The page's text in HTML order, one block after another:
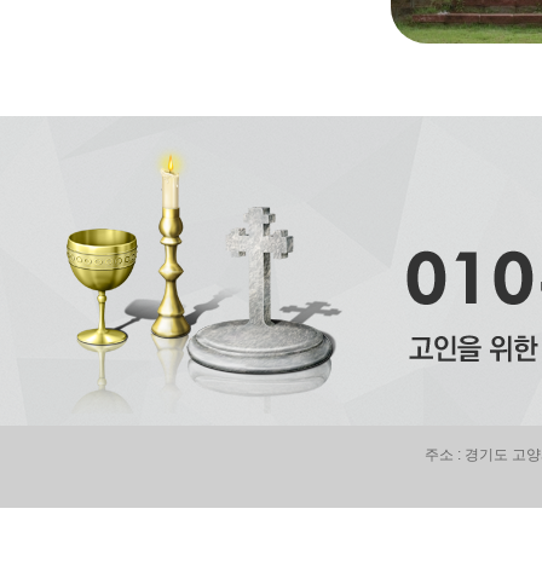
주소 : 경기도 고